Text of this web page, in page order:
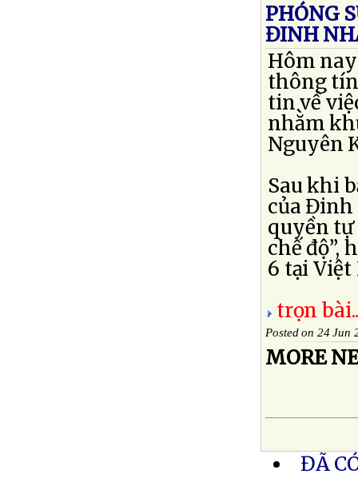
PHÓNG
ĐINH
Hôm
thông tín
tin về
nhằm
Nguyên
Sau khi
của Đinh
quyền tự
chế độ”,
6 tại Việt
trọn
Posted on 24 Jun
MORE
ĐÃ